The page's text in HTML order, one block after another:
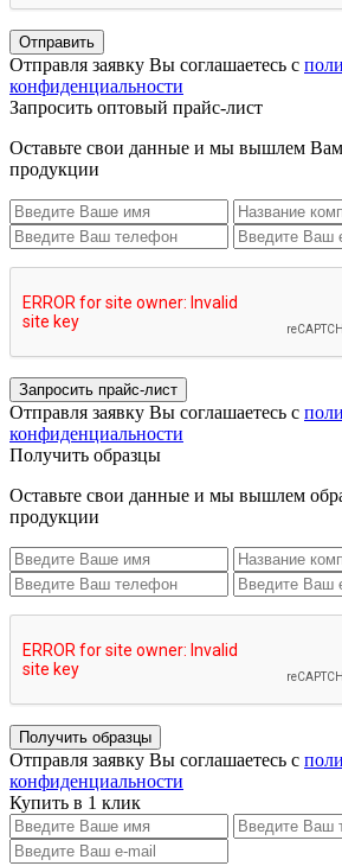
Отправить
Отправля заявку Вы соглашаетесь с
конфиденциальности
Запросить оптовый прайс-лист
Оставьте свои данные и мы вышлем
продукции
Запросить прайс-лист
Отправля заявку Вы соглашаетесь с
конфиденциальности
Получить образцы
Оставьте свои данные и мы вышлем
продукции
Получить образцы
Отправля заявку Вы соглашаетесь с
конфиденциальности
Купить в 1 клик